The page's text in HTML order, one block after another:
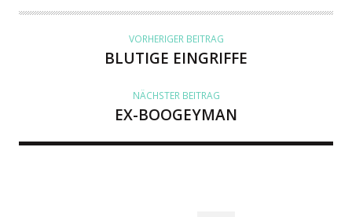
VORHERIGER BEITRAG
BLUTIGE EINGRIFFE
NÄCHSTER BEITRAG
EX-BOOGEYMAN